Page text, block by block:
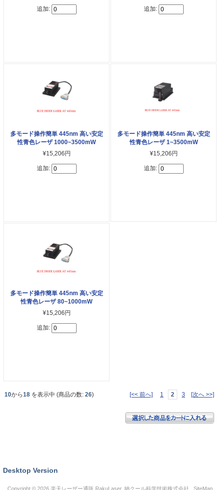
追加: 追加:
多モード操作簡単 445nm 高い安定
性青色レーザ 1000~3500mW
¥15,206円
追加:
多モード操作簡単 445nm 高い安定
性青色レーザ 1~3500mW
¥15,206円
追加:
多モード操作簡単 445nm 高い安定
性青色レーザ 80~1000mW
¥15,206円
追加:
10から18 を表示中 (商品の数: 26) [<< 前へ] 1 2 3 [次へ >>]
Desktop Version
Copyright © 2026 楽天レーザー通販 RakuLaser. 納クール科学技術株式会社 . SiteMap